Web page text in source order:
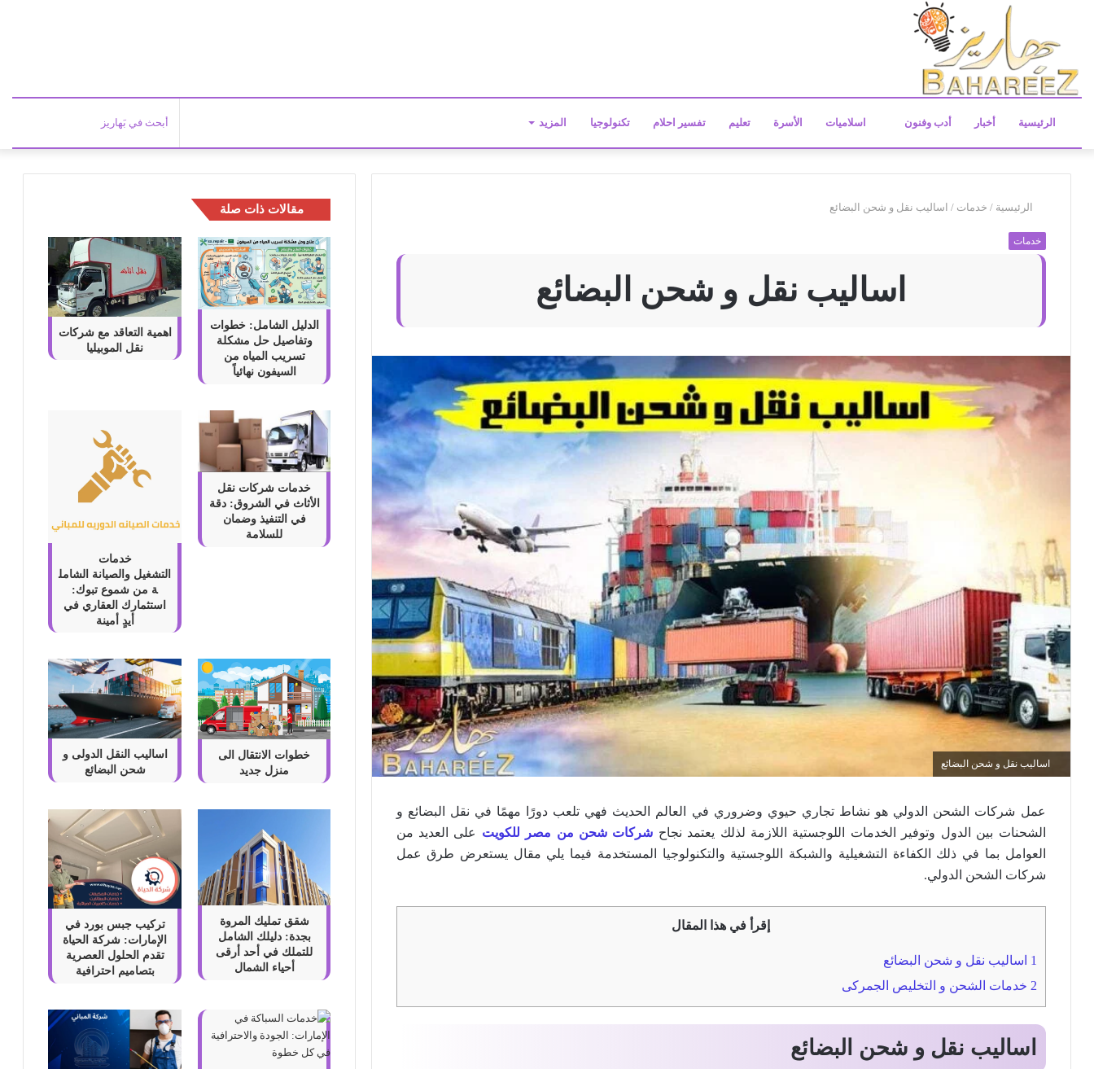
الرئيسية أخبار أدب وفنون اسلاميات الأسرة تعليم تفسير احلام تكنولوجيا المزيد
الرئيسية / خدمات / اساليب نقل و شحن البضائع
خدمات
اساليب نقل و شحن البضائع
اساليب نقل و شحن البضائع
عمل شركات الشحن الدولي هو نشاط تجاري حيوي وضروري في العالم الحديث فهي تلعب دورًا مهمًا في نقل البضائع و
الشحنات بين الدول وتوفير الخدمات اللوجستية اللازمة لذلك يعتمد نجاح شركات شحن من مصر للكويت على العديد من
العوامل بما في ذلك الكفاءة التشغيلية والشبكة اللوجستية والتكنولوجيا المستخدمة فيما يلي مقال يستعرض طرق عمل
شركات الشحن الدولي.
إقرأ في هذا المقال
1 اساليب نقل و شحن البضائع
2 خدمات الشحن و التخليص الجمركى
اساليب نقل و شحن البضائع
مقالات ذات صلة
الدليل الشامل: خطوات
وتفاصيل حل مشكلة
تسريب المياه من
السيفون نهائياً
اهمية التعاقد مع شركات
نقل الموبيليا
خدمات شركات نقل
الأثاث في الشروق: دقة
في التنفيذ وضمان
للسلامة
خدمات
التشغيل والصيانة الشامل
ة من شموع تبوك:
استثمارك العقاري في
أيدٍ أمينة
خطوات الانتقال الى
منزل جديد
اساليب النقل الدولى و
شحن البضائع
شقق تمليك المروة
بجدة: دليلك الشامل
للتملك في أحد أرقى
أحياء الشمال
تركيب جبس بورد في
الإمارات: شركة الحياة
تقدم الحلول العصرية
بتصاميم احترافية